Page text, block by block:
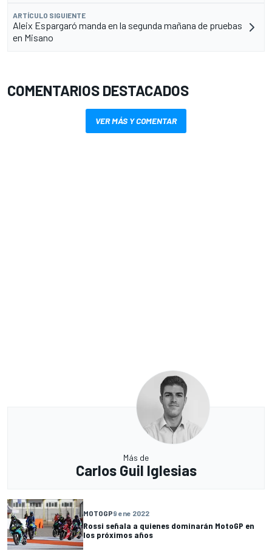
ARTÍCULO SIGUIENTE
Aleix Espargaró manda en la segunda mañana de pruebas
en Misano
COMENTARIOS DESTACADOS
VER MÁS Y COMENTAR
Más de
Carlos Guil Iglesias
MOTOGP9 ene 2022
Rossi señala a quienes dominarán MotoGP en
los próximos años